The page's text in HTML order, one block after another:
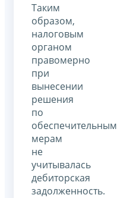
Таким
образом,
налоговым
органом
правомерно
при
вынесении
решения
по
обеспечительным
мерам
не
учитывалась
дебиторская
задолженность.